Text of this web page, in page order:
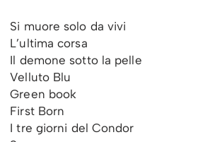
Si muore solo da vivi
L’ultima corsa
Il demone sotto la pelle
Velluto Blu
Green book
First Born
I tre giorni del Condor